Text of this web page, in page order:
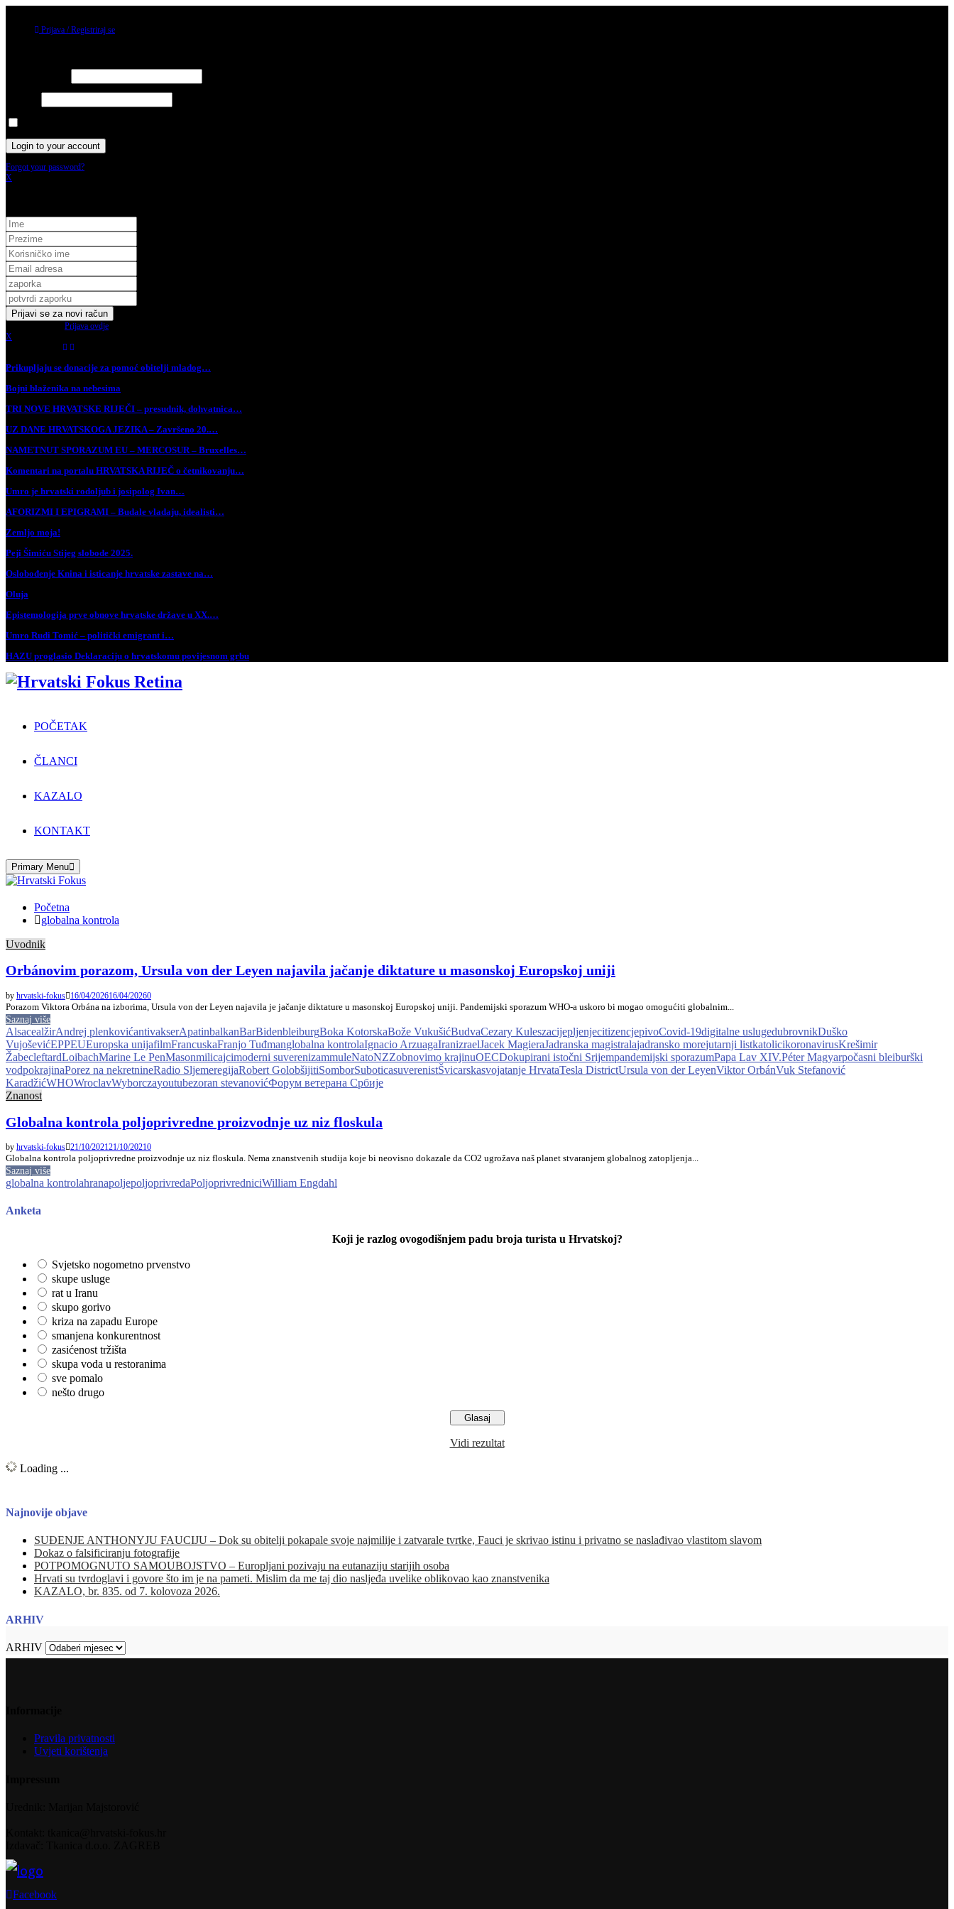
Prijava / Registriraj se
Forgot your password?
X
Prijava ovdje
X
Prikupljaju se donacije za pomoć obitelji mladog…
Bojni blaženika na nebesima
TRI NOVE HRVATSKE RIJEČI – presudnik, dohvatnica…
UZ DANE HRVATSKOGA JEZIKA – Završeno 20.…
NAMETNUT SPORAZUM EU – MERCOSUR – Bruxelles…
Komentari na portalu HRVATSKA RIJEČ o četnikovanju…
Umro je hrvatski rodoljub i josipolog Ivan…
AFORIZMI I EPIGRAMI – Budale vladaju, idealisti…
Zemljo moja!
Peji Šimiću Stijeg slobode 2025.
Oslobođenje Knina i isticanje hrvatske zastave na…
Oluja
Epistemologija prve obnove hrvatske države u XX.…
Umro Rudi Tomić – politički emigrant i…
HAZU proglasio Deklaraciju o hrvatskomu povijesnom grbu
POČETAK
ČLANCI
KAZALO
KONTAKT
Primary Menu
Početna
globalna kontrola
Uvodnik
Orbánovim porazom, Ursula von der Leyen najavila jačanje diktature u masonskoj Europskoj uniji
by hrvatski-fokus 16/04/202616/04/20260
Porazom Viktora Orbána na izborima, Ursula von der Leyen najavila je jačanje diktature u masonskoj Europskoj uniji. Pandemijski sporazum WHO-a uskoro bi mogao omogućiti globalnim...
Saznaj više
AlsacealžirAndrej plenkovićantivakserApatinbalkanBarBidenbleiburgBoka KotorskaBože VukušićBudvaCezary KuleszacijepljenjecitizencjepivoCovid-19digitalne uslugedubrovnikDuško
VujoševićEPPEUEuropska unijafilmFrancuskaFranjo Tuđmanglobalna kontrolaIgnacio ArzuagaIranizraelJacek MagieraJadranska magistralajadransko morejutarnji listkatolicikoronavirusKrešimir
ŽabecleftardLoibachMarine Le PenMasonmilicajcimoderni suverenizammuleNatoNZZobnovimo krajinuOECDokupirani istočni Srijempandemijski sporazumPapa Lav XIV.Péter Magyarpočasni bleiburški
vodpokrajinaPorez na nekretnineRadio SljemeregijaRobert GolobšijitiSomborSuboticasuverenistŠvicarskasvojatanje HrvataTesla DistrictUrsula von der LeyenViktor OrbánVuk Stefanović
KaradžićWHOWroclavWyborczayoutubezoran stevanovićФорум ветерана Србије
Znanost
Globalna kontrola poljoprivredne proizvodnje uz niz floskula
by hrvatski-fokus 21/10/202121/10/20210
Globalna kontrola poljoprivredne proizvodnje uz niz floskula. Nema znanstvenih studija koje bi neovisno dokazale da CO2 ugrožava naš planet stvaranjem globalnog zatopljenja...
Saznaj više
globalna kontrolahranapoljepoljoprivredaPoljoprivredniciWilliam Engdahl
Anketa
Koji je razlog ovogodišnjem padu broja turista u Hrvatskoj?
Svjetsko nogometno prvenstvo
skupe usluge
rat u Iranu
skupo gorivo
kriza na zapadu Europe
smanjena konkurentnost
zasićenost tržišta
skupa voda u restoranima
sve pomalo
nešto drugo
Vidi rezultat
Loading ...
Najnovije objave
SUĐENJE ANTHONYJU FAUCIJU – Dok su obitelji pokapale svoje najmilije i zatvarale tvrtke, Fauci je skrivao istinu i privatno se naslađivao vlastitom slavom
Dokaz o falsificiranju fotografije
POTPOMOGNUTO SAMOUBOJSTVO – Europljani pozivaju na eutanaziju starijih osoba
Hrvati su tvrdoglavi i govore što im je na pameti. Mislim da me taj dio nasljeđa uvelike oblikovao kao znanstvenika
KAZALO, br. 835. od 7. kolovoza 2026.
ARHIV
ARHIV
Pravila privatnosti
Uvjeti korištenja
Facebook